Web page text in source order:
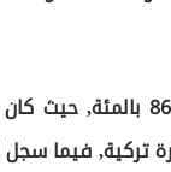
وسجل الشهر الماضي سعر 12